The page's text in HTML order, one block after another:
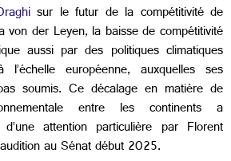
sur le futur de la compétitivité de
von der Leyen, la baisse de compétitivité
aussi par des politiques climatiques
européenne, auxquelles ses
soumis. Ce décalage en matière de
entre les continents a
attention particulière par Florent
au Sénat début 2025.